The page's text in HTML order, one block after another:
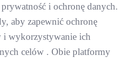
i ochronę danych.
aby zapewnić ochronę
wykorzystywanie ich
celów . Obie platformy